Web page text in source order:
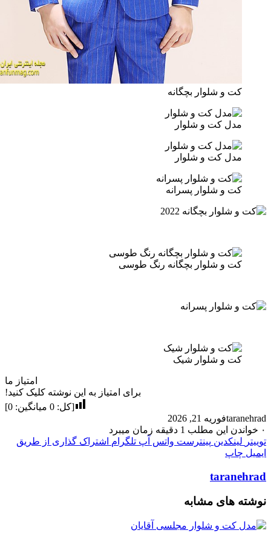
و شلوار بچگانه
کت و شلوار
کت و شلوار
و شلوار پسرانه
و شلوار بچگانه رنگ طوسی
و شلوار شیک
برای امتیاز به این نوشته کلیک کنید!
0میانگین: 0
]
فوریه 21, 2026
1 دقیقه زمان میبرد
پینترست واتس آپ تلگرام اشتراک گذاری از طریق
مشابه